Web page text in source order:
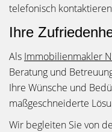
telefonisch
Ihre
Als Immobilienmakler
Beratung und
Ihre Wünsche und
maßgeschneiderte
Wir begleiten Sie von